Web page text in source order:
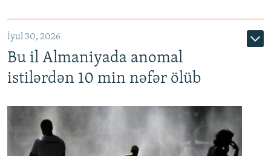
İyul 30, 2026
Bu il Almaniyada anomal
istilərdən 10 min nəfər ölüb